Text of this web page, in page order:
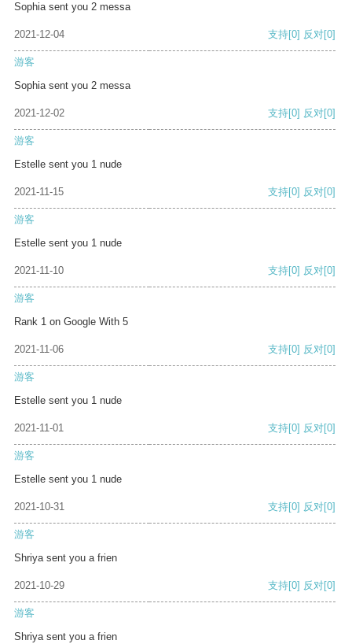
Sophia sent you 2 messa
2021-12-04 支持[0] 反对[0]
游客
Sophia sent you 2 messa
2021-12-02 支持[0] 反对[0]
游客
Estelle sent you 1 nude
2021-11-15 支持[0] 反对[0]
游客
Estelle sent you 1 nude
2021-11-10 支持[0] 反对[0]
游客
Rank 1 on Google With 5
2021-11-06 支持[0] 反对[0]
游客
Estelle sent you 1 nude
2021-11-01 支持[0] 反对[0]
游客
Estelle sent you 1 nude
2021-10-31 支持[0] 反对[0]
游客
Shriya sent you a frien
2021-10-29 支持[0] 反对[0]
游客
Shriya sent you a frien